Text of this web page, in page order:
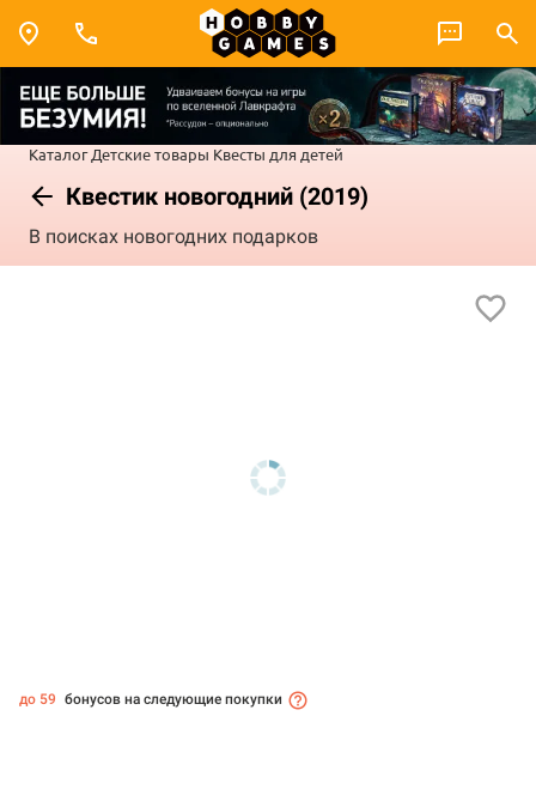
Каталог Детские товары Квесты для детей
Квестик новогодний (2019)
В поисках новогодних подарков
до 59 бонусов на следующие покупки